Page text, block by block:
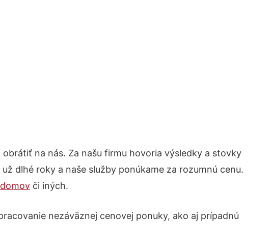
obrátiť na nás. Za našu firmu hovoria výsledky a stovky
dlhé roky a naše služby ponúkame za rozumnú cenu.
či iných.
nezáväznej cenovej ponuky, ako aj prípadnú